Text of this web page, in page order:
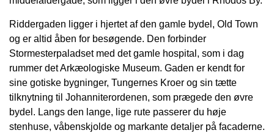
Riddergaden ligger i hjertet af den gamle bydel, Old Town
og er altid åben for besøgende. Den forbinder
Stormesterpaladset med det gamle hospital, som i dag
rummer det Arkæologiske Museum. Gaden er kendt for
sine gotiske bygninger, Tungernes Kroer og sin tætte
tilknytning til Johanniterordenen, som prægede den øvre
bydel. Langs den lange, lige rute passerer du høje
stenhuse, våbenskjolde og markante detaljer på facaderne.